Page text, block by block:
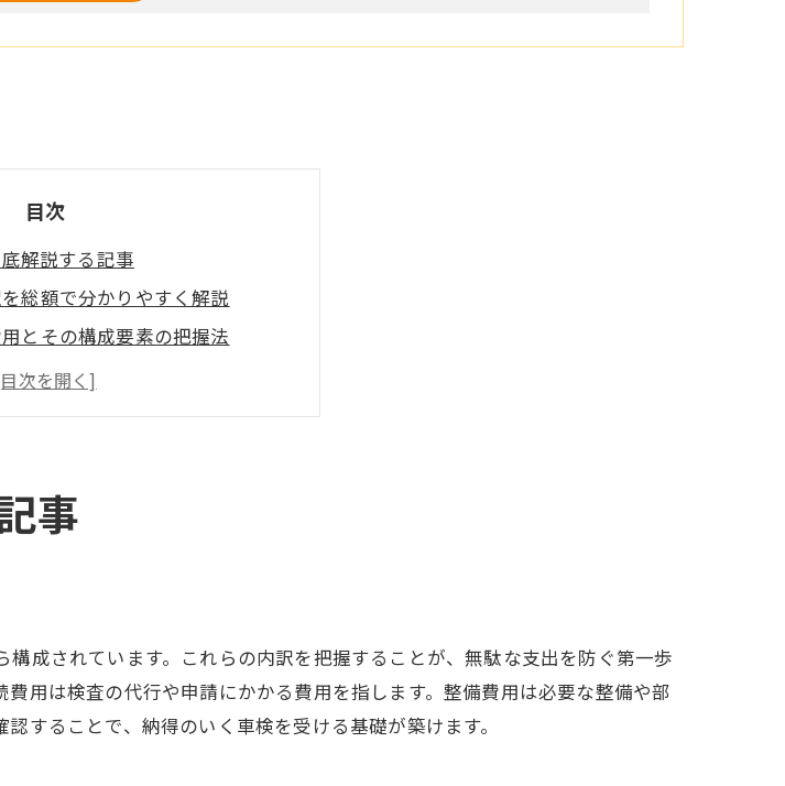
目次
解説する記事
総額で分かりやすく解説
とその構成要素の把握法
者で車検費用はどう変わるか
から見る費用のポイント
た車検費用の全体像を紹介
のコツとは
追加費用を見極める方法
どの車検費用比較ポイント
る要因と対策を解説
事
成されています。これらの内訳を把握することが、無駄な支出を防ぐ第一歩
用は検査の代行や申請にかかる費用を指します。整備費用は必要な整備や部
することで、納得のいく車検を受ける基礎が築けます。